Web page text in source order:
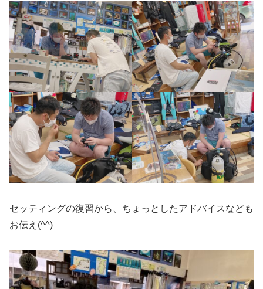
セッティングの復習から、ちょっとしたアドバイスなども
お伝え(^^)